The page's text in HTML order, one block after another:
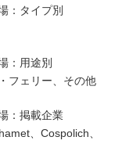
：タイプ別
：用途別
フェリー、その他
：掲載企業
、Cospolich、